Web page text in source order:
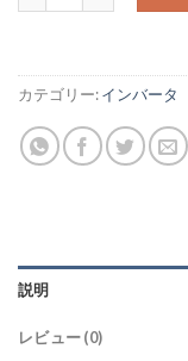
カテゴリー:インバータ
説明
レビュー (0)